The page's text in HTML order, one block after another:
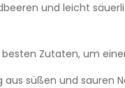
und leicht
besten Zutaten, um
aus süßen und